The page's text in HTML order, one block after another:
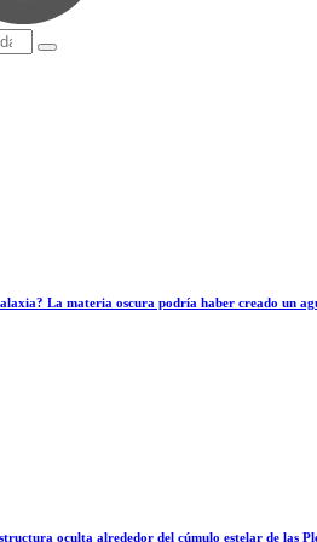
La materia oscura podría haber creado un
oculta alrededor del cúmulo estelar de las